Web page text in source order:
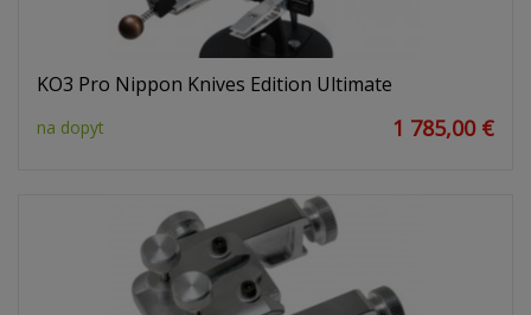
KO3 Pro Nippon Knives Edition Ultimate
na dopyt 1 785,00 €